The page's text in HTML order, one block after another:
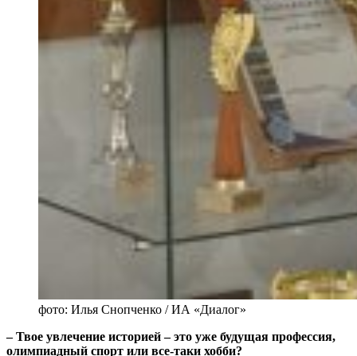
фото: Илья Снопченко / ИА «Диалог»
‒ Твое увлечение историей ‒ это уже будущая профессия,
олимпиадный спорт или все-таки хобби?